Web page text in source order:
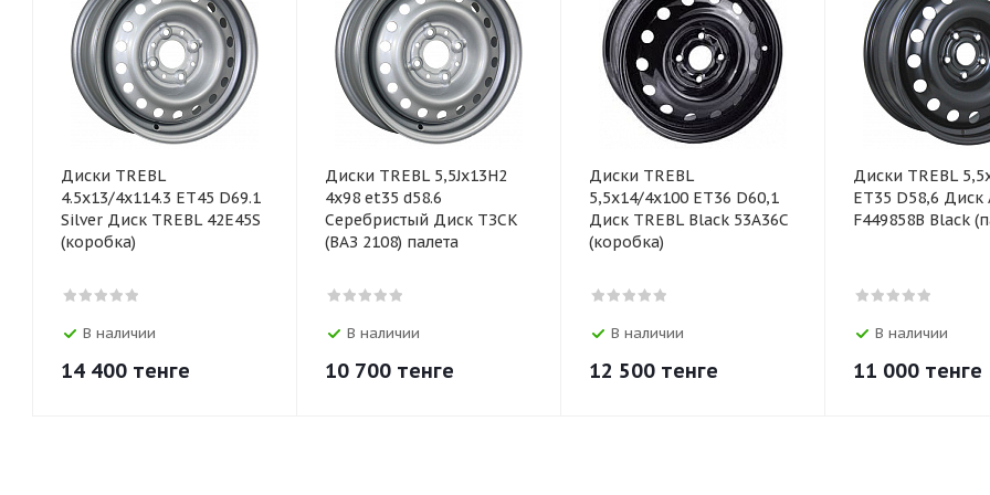
Диски TREBL
4.5х13/4х114.3 ET45 D69.1
Silver Диск TREBL 42E45S
(коробка)
В наличии
14 400 тенге
Диски TREBL 5,5Jx13H2
4x98 et35 d58.6
Серебристый Диск ТЗСК
(ВАЗ 2108) палета
В наличии
10 700 тенге
Диски TREBL
5,5х14/4х100 ЕТ36 D60,1
Диск TREBL Black 53A36C
(коробка)
В наличии
12 500 тенге
Диски TREBL
ЕТ35 D58,6
F449858B Black
В наличии
11 000 тенге